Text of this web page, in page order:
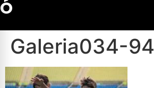
Ó
Galeria034-94